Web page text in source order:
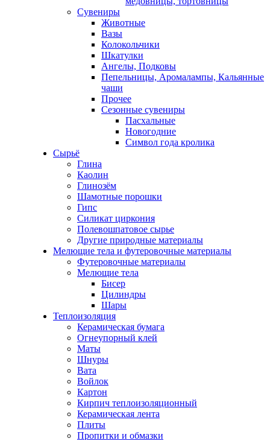
Сувениры
Животные
Вазы
Колокольчики
Шкатулки
Ангелы, Подковы
Пепельницы, Аромалампы, Кальянные
чаши
Прочее
Сезонные сувениры
Пасхальные
Новогодние
Символ года кролика
Сырьё
Глина
Каолин
Глинозём
Шамотные порошки
Гипс
Силикат циркония
Полевошпатовое сырье
Другие природные материалы
Мелющие тела и футеровочные материалы
Футеровочные материалы
Мелющие тела
Бисер
Цилиндры
Шары
Теплоизоляция
Керамическая бумага
Огнеупорный клей
Маты
Шнуры
Вата
Войлок
Картон
Кирпич теплоизоляционный
Керамическая лента
Плиты
Пропитки и обмазки